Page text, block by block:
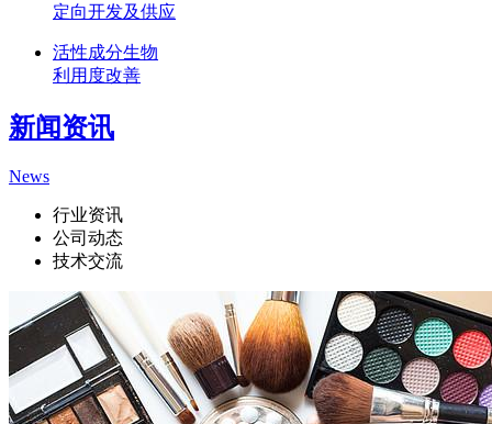
定向开发及供应
活性成分生物
利用度改善
新闻资讯
News
行业资讯
公司动态
技术交流